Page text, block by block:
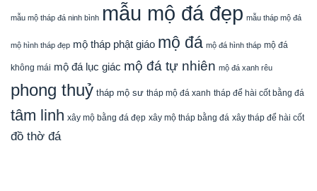
mẫu mộ tháp đá ninh bình mẫu mộ đá đẹp mẫu tháp mộ đá
mộ hình tháp đẹp mộ tháp phật giáo mộ đá mộ đá hình tháp mộ đá
không mái mộ đá lục giác mộ đá tự nhiên mộ đá xanh rêu
phong thuỷ tháp mộ sư tháp mộ đá xanh tháp để hài cốt bằng đá
tâm linh xây mộ bằng đá đẹp xây mộ tháp bằng đá xây tháp để hài cốt
đồ thờ đá